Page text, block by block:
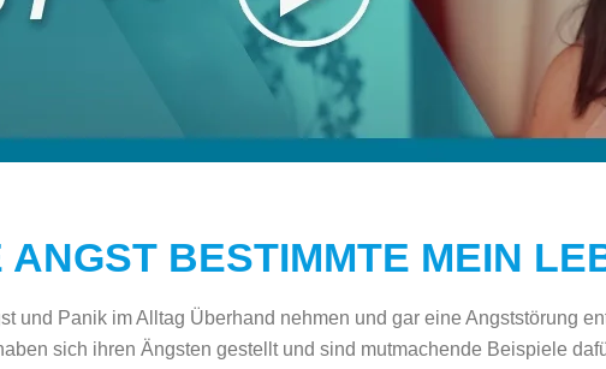
ANGST BESTIMMTE MEIN
und Panik im Alltag Überhand nehmen und gar eine Angststörung
sich ihren Ängsten gestellt und sind mutmachende Beispiele